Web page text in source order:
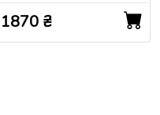
1870 ₴